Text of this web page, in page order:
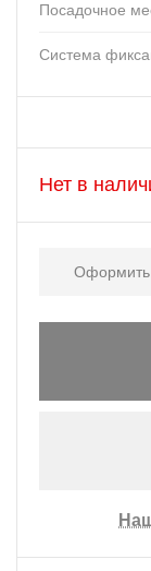
Посадочное
Система
Нет в
Оформить